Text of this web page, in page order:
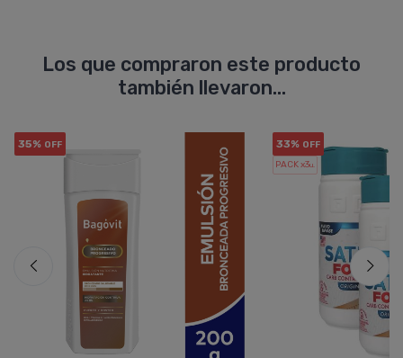
Los que compraron este producto
también llevaron...
35% OFF 33% OFF
PACK x3u.